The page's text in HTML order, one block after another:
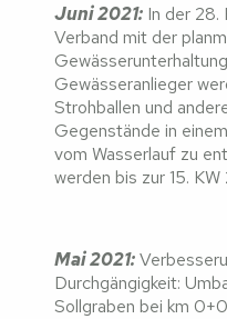
Juni 2021: In der 28.
Verband mit der
Gewässeranlieger
Strohballen und
Gegenstände in
vom Wasserlauf zu
werden bis zur 15.
Mai 2021:
Durchgängigkeit:
Sollgraben bei km